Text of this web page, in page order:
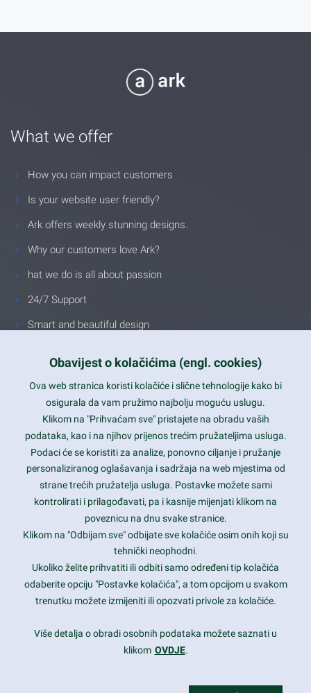
What we offer
How you can impact customers
Is your website user friendly?
Ark offers weekly stunning designs.
Why our customers love Ark?
hat we do is all about passion
24/7 Support
Smart and beautiful design
Latest trends and much more...
Contact Info
1600 Amphitheatre Parkway, Mountain View, CA 94043
prothemes.net@gmail.com
Daily: 9:00 am - 6:00 pm
Sunday: Closed
Copyright 2017FRESHFACE© All Rights Reserved
Obavijest o kolačićima (engl. cookies)
Ova web stranica koristi kolačiće i slične tehnologije kako bi
osigurala da vam pružimo najbolju moguću uslugu.
Klikom na "Prihvaćam sve" pristajete na obradu vaših
podataka, kao i na njihov prijenos trećim pružateljima usluga.
Podaci će se koristiti za analize, ponovno ciljanje i pružanje
personaliziranog oglašavanja i sadržaja na web mjestima od
strane trećih pružatelja usluga. Postavke možete sami
kontrolirati i prilagođavati, pa i kasnije mijenjati klikom na
poveznicu na dnu svake stranice.
Klikom na "Odbijam sve" odbijate sve kolačiće osim onih koji su
tehnički neophodni.
Ukoliko želite prihvatiti ili odbiti samo određeni tip kolačića
odaberite opciju "Postavke kolačića", a tom opcijom u svakom
trenutku možete izmijeniti ili opozvati privole za kolačiće.
Više detalja o obradi osobnih podataka možete saznati u
klikom OVDJE.